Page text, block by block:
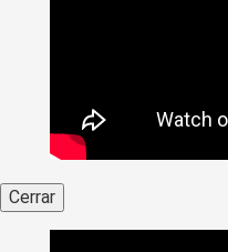
Cerrar